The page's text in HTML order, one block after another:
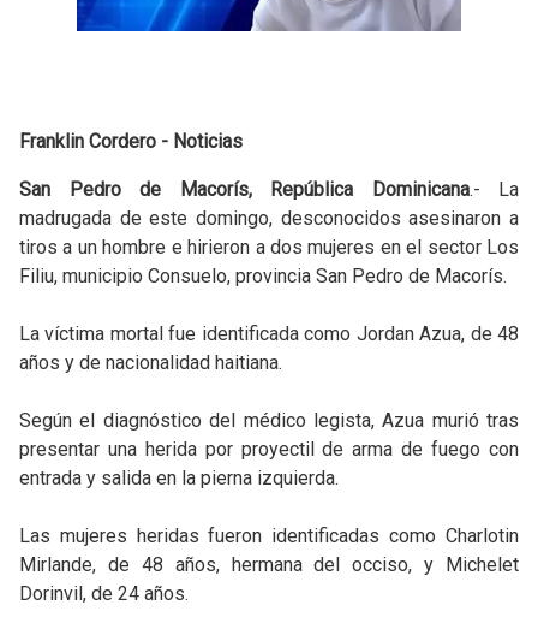
Franklin Cordero - Noticias
San Pedro de Macorís, República Dominicana.- La
madrugada de este domingo, desconocidos asesinaron a
tiros a un hombre e hirieron a dos mujeres en el sector Los
Filiu, municipio Consuelo, provincia San Pedro de Macorís.
La víctima mortal fue identificada como Jordan Azua, de 48
años y de nacionalidad haitiana.
Según el diagnóstico del médico legista, Azua murió tras
presentar una herida por proyectil de arma de fuego con
entrada y salida en la pierna izquierda.
Las mujeres heridas fueron identificadas como Charlotin
Mirlande, de 48 años, hermana del occiso, y Michelet
Dorinvil, de 24 años.